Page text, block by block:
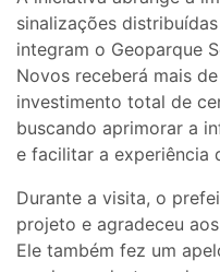
sinalizações
integram o Geoparque
Novos receberá mais
investimento total de
buscando aprimorar a
e facilitar a experiência
Durante a visita, o
projeto e agradeceu
Ele também fez um